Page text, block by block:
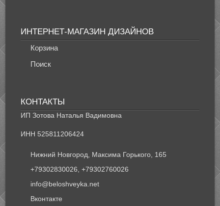
ИНТЕРНЕТ-МАГАЗИН ДИЗАЙНОВ
Корзина
Поиск
КОНТАКТЫ
ИП Зотова Наталья Вадимовна
ИНН 525811206424
Нижний Новгород, Максима Горького, 165
+79302830026, +79302760026
info@beloshveyka.net
Вконтакте